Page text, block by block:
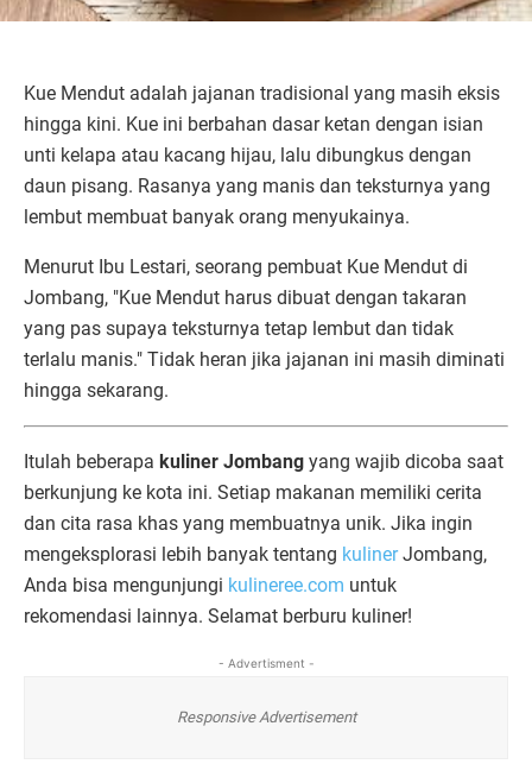
Kue Mendut adalah jajanan tradisional yang masih eksis
hingga kini. Kue ini berbahan dasar ketan dengan isian
unti kelapa atau kacang hijau, lalu dibungkus dengan
daun pisang. Rasanya yang manis dan teksturnya yang
lembut membuat banyak orang menyukainya.
Menurut Ibu Lestari, seorang pembuat Kue Mendut di
Jombang, "Kue Mendut harus dibuat dengan takaran
yang pas supaya teksturnya tetap lembut dan tidak
terlalu manis." Tidak heran jika jajanan ini masih diminati
hingga sekarang.
Itulah beberapa kuliner Jombang yang wajib dicoba saat
berkunjung ke kota ini. Setiap makanan memiliki cerita
dan cita rasa khas yang membuatnya unik. Jika ingin
mengeksplorasi lebih banyak tentang kulinerJombang,
Anda bisa mengunjungi kulineree.com untuk
rekomendasi lainnya. Selamat berburu kuliner!
- Advertisment -
Responsive Advertisement